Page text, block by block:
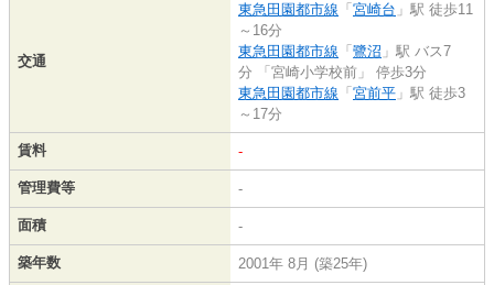
交通
東急田園都市線 「 宮崎台 」駅 徒歩11
～16分
東急田園都市線 「 鷺沼 」駅 バス7
分 「宮崎小学校前」 停歩3分
東急田園都市線 「 宮前平 」駅 徒歩3
～17分
賃料 -
管理費等 -
面積 -
築年数 2001年 8月 (築25年)